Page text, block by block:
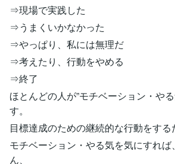
⇒現場で実践した
⇒うまくいかなかった
⇒やっぱり、私には無理だ
⇒考えたり、行動をやめる
⇒終了
ほとんどの人が”モチベーション・や
す。
目標達成のための継続的な行動をする
モチベーション・やる気を気にすれ
ん、